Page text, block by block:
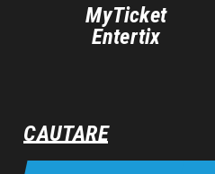
MyTicket
Entertix
CAUTARE